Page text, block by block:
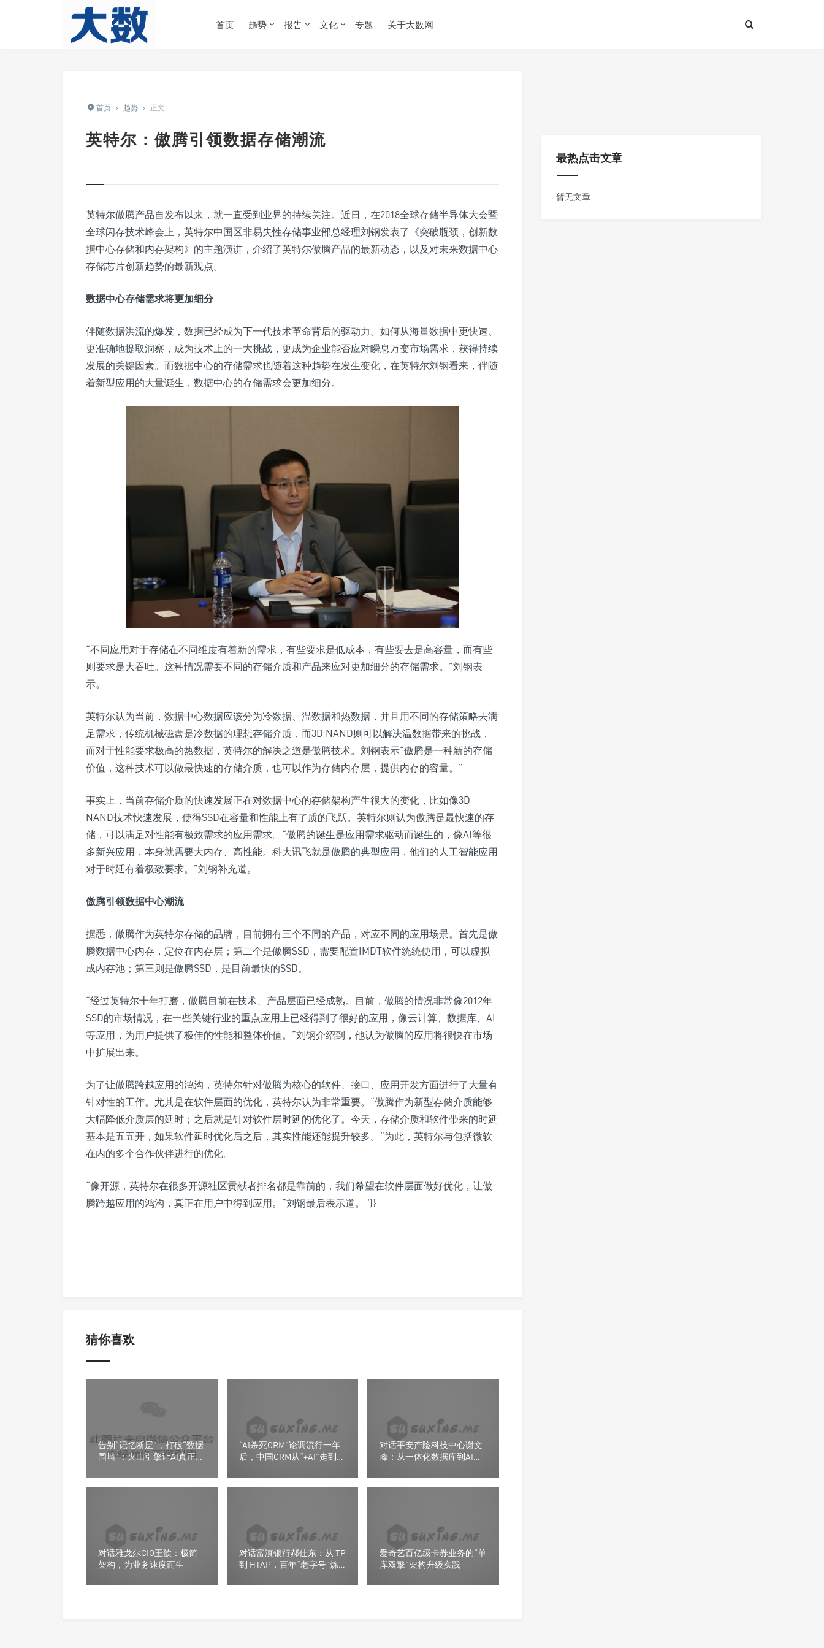
首页 趋势 报告 文化 专题 关于大数网
首页 › 趋势 › 正文
英特尔：傲腾引领数据存储潮流
英特尔傲腾产品自发布以来，就一直受到业界的持续关注。近日，在2018全球存储半导体大会暨
全球闪存技术峰会上，英特尔中国区非易失性存储事业部总经理刘钢发表了《突破瓶颈，创新数
据中心存储和内存架构》的主题演讲，介绍了英特尔傲腾产品的最新动态，以及对未来数据中心
存储芯片创新趋势的最新观点。
数据中心存储需求将更加细分
伴随数据洪流的爆发，数据已经成为下一代技术革命背后的驱动力。如何从海量数据中更快速、
更准确地提取洞察，成为技术上的一大挑战，更成为企业能否应对瞬息万变市场需求，获得持续
发展的关键因素。而数据中心的存储需求也随着这种趋势在发生变化，在英特尔刘钢看来，伴随
着新型应用的大量诞生，数据中心的存储需求会更加细分。
“不同应用对于存储在不同维度有着新的需求，有些要求是低成本，有些要去是高容量，而有些
则要求是大吞吐。这种情况需要不同的存储介质和产品来应对更加细分的存储需求。”刘钢表
示。
英特尔认为当前，数据中心数据应该分为冷数据、温数据和热数据，并且用不同的存储策略去满
足需求，传统机械磁盘是冷数据的理想存储介质，而3D NAND则可以解决温数据带来的挑战，
而对于性能要求极高的热数据，英特尔的解决之道是傲腾技术。刘钢表示“傲腾是一种新的存储
价值，这种技术可以做最快速的存储介质，也可以作为存储内存层，提供内存的容量。”
事实上，当前存储介质的快速发展正在对数据中心的存储架构产生很大的变化，比如像3D
NAND技术快速发展，使得SSD在容量和性能上有了质的飞跃。英特尔则认为傲腾是最快速的存
储，可以满足对性能有极致需求的应用需求。“傲腾的诞生是应用需求驱动而诞生的，像AI等很
多新兴应用，本身就需要大内存、高性能。科大讯飞就是傲腾的典型应用，他们的人工智能应用
对于时延有着极致要求。”刘钢补充道。
傲腾引领数据中心潮流
据悉，傲腾作为英特尔存储的品牌，目前拥有三个不同的产品，对应不同的应用场景。首先是傲
腾数据中心内存，定位在内存层；第二个是傲腾SSD，需要配置IMDT软件统统使用，可以虚拟
成内存池；第三则是傲腾SSD，是目前最快的SSD。
“经过英特尔十年打磨，傲腾目前在技术、产品层面已经成熟。目前，傲腾的情况非常像2012年
SSD的市场情况，在一些关键行业的重点应用上已经得到了很好的应用，像云计算、数据库、AI
等应用，为用户提供了极佳的性能和整体价值。”刘钢介绍到，他认为傲腾的应用将很快在市场
中扩展出来。
为了让傲腾跨越应用的鸿沟，英特尔针对傲腾为核心的软件、接口、应用开发方面进行了大量有
针对性的工作。尤其是在软件层面的优化，英特尔认为非常重要。“傲腾作为新型存储介质能够
大幅降低介质层的延时；之后就是针对软件层时延的优化了。今天，存储介质和软件带来的时延
基本是五五开，如果软件延时优化后之后，其实性能还能提升较多。”为此，英特尔与包括微软
在内的多个合作伙伴进行的优化。
“像开源，英特尔在很多开源社区贡献者排名都是靠前的，我们希望在软件层面做好优化，让傲
腾跨越应用的鸿沟，真正在用户中得到应用。”刘钢最后表示道。 ')}
猜你喜欢
告别“记忆断层”，打破“数据
围墙”：火山引擎让AI真正帮
“AI杀死CRM”论调流行一年
后，中国CRM从“+AI”走到
对话平安产险科技中心谢文
峰：从一体化数据库到AI基
对话雅戈尔CIO王歆：极简
架构，为业务速度而生
对话富滇银行郝仕东：从 TP
到 HTAP，百年“老字号”炼
爱奇艺百亿级卡券业务的“单
库双擎”架构升级实践
最热点击文章
暂无文章